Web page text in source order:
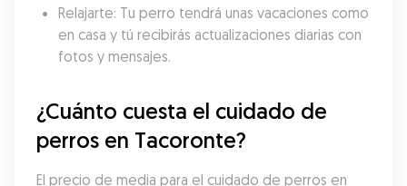
Relajarte: Tu perro tendrá unas vacaciones como
en casa y tú recibirás actualizaciones diarias con
fotos y mensajes.
¿Cuánto cuesta el cuidado de
perros en Tacoronte?
El precio de media para el cuidado de perros en